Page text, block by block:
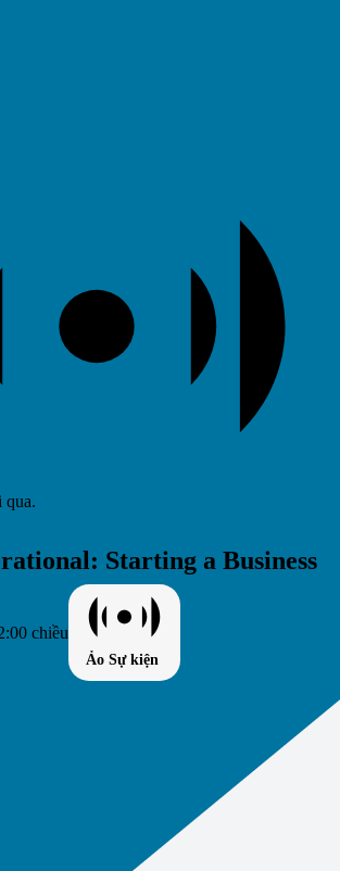
qua.
Starting a Business
chiều
Ảo Sự kiện